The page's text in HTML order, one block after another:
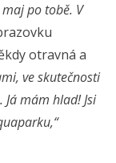
po tobě. V
otravná a
ve skutečnosti
mám hlad! Jsi